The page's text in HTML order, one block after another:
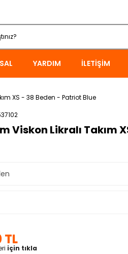
YARDIM İLETIŞIM
XS - 38 Beden - Patriot Blue
Viskon Likralı Takım
TL
için tıkla